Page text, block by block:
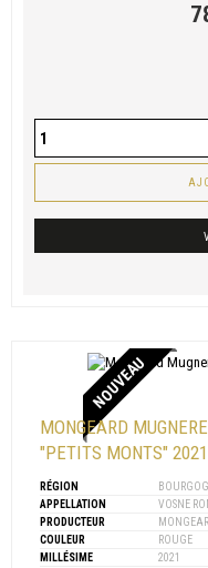
NOUVEAU
MONGEARD
"PETITS MONTS" 2021
RÉGION
APPELLATION
VOSNE
PRODUCTEUR
COULEUR
ROUGE
MILLÉSIME
2021